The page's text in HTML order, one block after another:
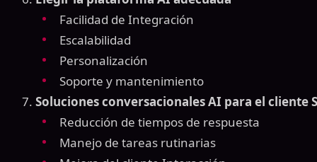
Facilidad de Integración
Escalabilidad
Personalización
Soporte y mantenimiento
Soluciones conversacionales AI para el cliente
Reducción de tiempos de respuesta
Manejo de tareas rutinarias